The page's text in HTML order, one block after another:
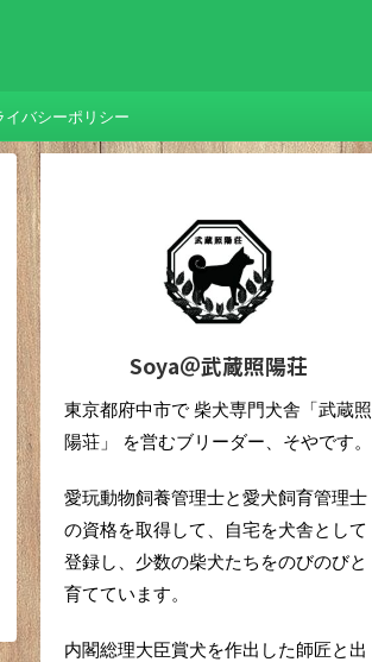
イバシーポリシー
Soya＠武蔵照陽荘
東京都府中市で 柴犬専門犬舎「武蔵照
陽荘」 を営むブリーダー、そやです。
愛玩動物飼養管理士と愛犬飼育管理士
の資格を取得して、自宅を犬舎として
登録し、少数の柴犬たちをのびのびと
育てています。
内閣総理大臣賞犬を作出した師匠と出